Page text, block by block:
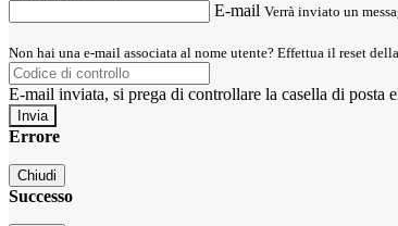
E-mail Verrà inviato un
Non hai una e-mail associata al nome utente? Effettua il reset
E-mail inviata, si prega di controllare la casella di posta
Errore
Chiudi
Successo